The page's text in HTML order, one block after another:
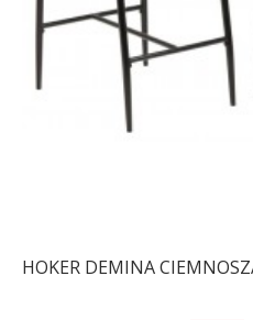
HOKER DEMINA